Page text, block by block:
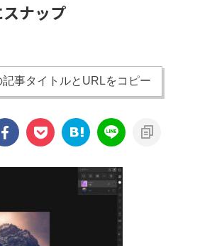
ナップ
記事タイトルとURLをコピー